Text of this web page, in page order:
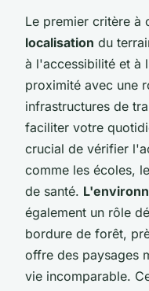
Le premier critère à
localisation du
à l'accessibilité et à
proximité avec une
infrastructures de
faciliter votre
crucial de vérifier
comme les écoles,
de santé.
également un rôle
bordure de forêt,
offre des paysages
vie incomparable.